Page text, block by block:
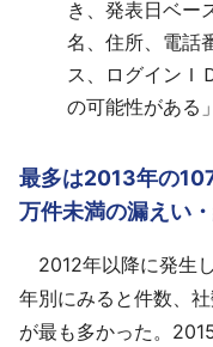
き、発表日ベー
名、住所、電話
ス、ログインＩ
の可能性がある
最多は2013年の
万件未満の漏えい
2012年以降に発生
年別にみると件数、
が最も多かった。